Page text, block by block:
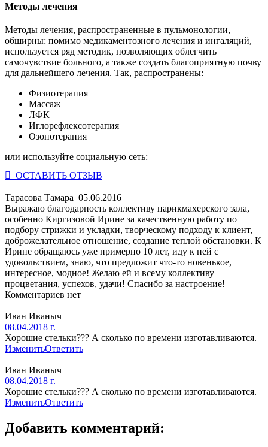
Методы лечения
Методы лечения, распространенные в пульмонологии,
обширны: помимо медикаментозного лечения и ингаляций,
используется ряд методик, позволяющих облегчить
самочувствие больного, а также создать благоприятную почву
для дальнейшего лечения. Так, распространены:
Физиотерапия
Массаж
ЛФК
Иглорефлексотерапия
Озонотерапия
или используйте социальную сеть:
 ОСТАВИТЬ ОТЗЫВ
Тарасова Тамара 05.06.2016
Выражаю благодарность коллективу парикмахерского зала,
особенно Киргизовой Ирине за качественную работу по
подбору стрижки и укладки, творческому подходу к клиент,
доброжелательное отношение, создание теплой обстановки. К
Ирине обращаюсь уже примерно 10 лет, иду к ней с
удовольствием, знаю, что предложит что-то новенькое,
интересное, модное! Желаю ей и всему коллективу
процветания, успехов, удачи! Спасибо за настроение!
Комментариев нет
Иван Иваныч
08.04.2018 г.
Хорошие стельки??? А сколько по времени изготавливаются.
ИзменитьОтветить
Иван Иваныч
08.04.2018 г.
Хорошие стельки??? А сколько по времени изготавливаются.
ИзменитьОтветить
Добавить комментарий: